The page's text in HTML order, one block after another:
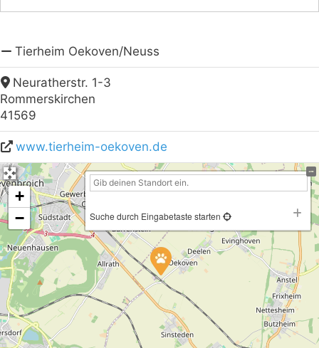
Tierheim Oekoven/Neuss
Neuratherstr. 1-3
Rommerskirchen
41569
www.tierheim-oekoven.de
+
−
Suche durch Eingabetaste starten